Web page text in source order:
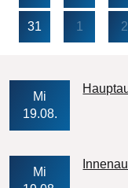
31 1 2
Mi
19.08.
Mi